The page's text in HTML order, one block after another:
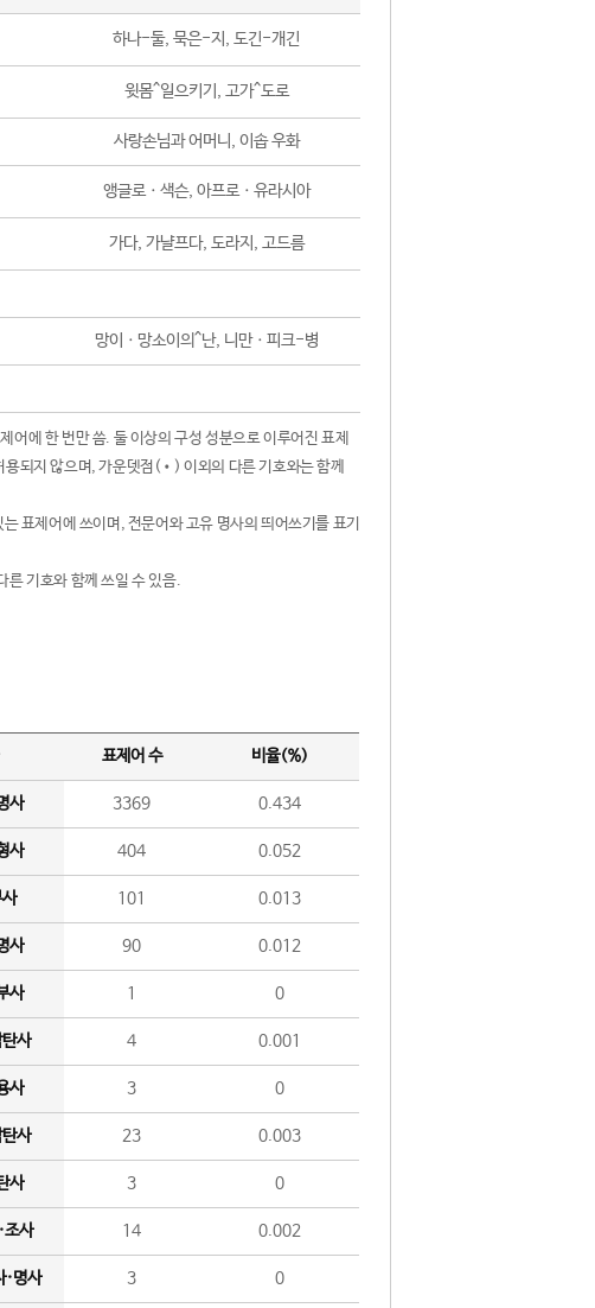
하나-둘, 묵은-지, 도긴-개긴
윗몸^일으키기, 고가^도로
사랑손님과 어머니, 이솝 우화
앵글로ㆍ색슨, 아프로ㆍ유라시아
가다, 가냘프다, 도라지, 고드름
망이ㆍ망소이의^난, 니만ㆍ피크-병
에 한 번만 씀. 둘 이상의 구성 성분으로 이루어진 표제
되지 않으며, 가운뎃점(•) 이외의 다른 기호와는 함께
표제어에 쓰이며, 전문어와 고유 명사의 띄어쓰기를 표기
기호와 함께 쓰일 수 있음.
표제어 수 비율(%)
사 3369 0.434
사 404 0.052
사 101 0.013
사 90 0.012
사 1 0
사 4 0.001
사 3 0
사 23 0.003
사 3 0
조사 14 0.002
·명사 3 0